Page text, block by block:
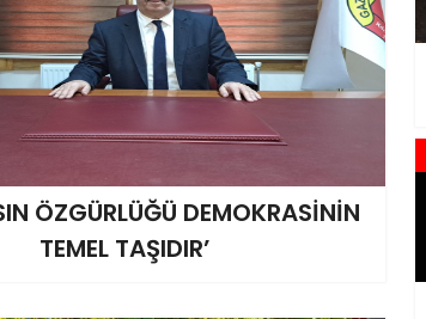
ÖZGÜRLÜĞÜ DEMOKRASİNİN
TEMEL TAŞIDIR’